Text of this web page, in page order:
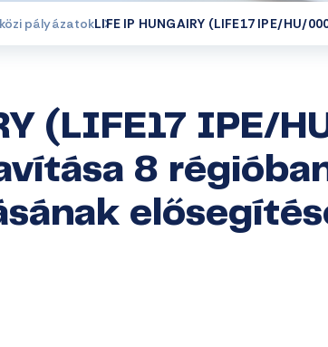
pályázatokLIFE IP HUNGAIRY (LIFE17 IPE/HU/
(LIFE17 IPE/
8